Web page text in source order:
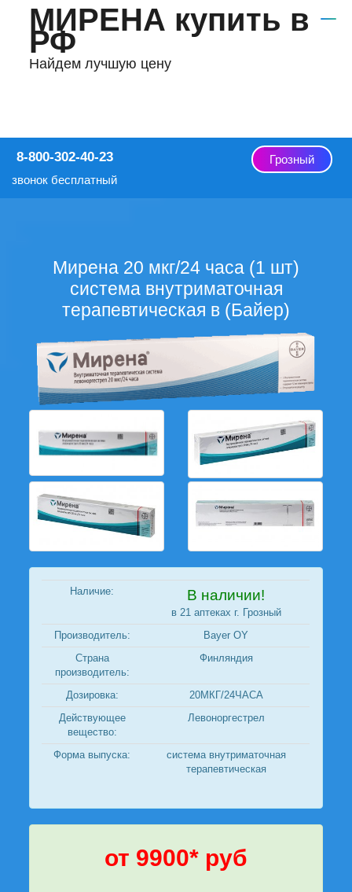
МИРЕНА купить в
РФ
Найдем лучшую цену
8-800-302-40-23
звонок бесплатный
Грозный
Мирена 20 мкг/24 часа (1 шт)
система внутриматочная
терапевтическая в (Байер)
Наличие: В наличии!
в 21 аптеках г. Грозный
Производитель:
Bayer OY
Страна
производитель:
Финляндия
Дозировка:
20МКГ/24ЧАСА
Действующее
вещество:
Левоноргестрел
Форма выпуска:
система внутриматочная
терапевтическая
от 9900* руб